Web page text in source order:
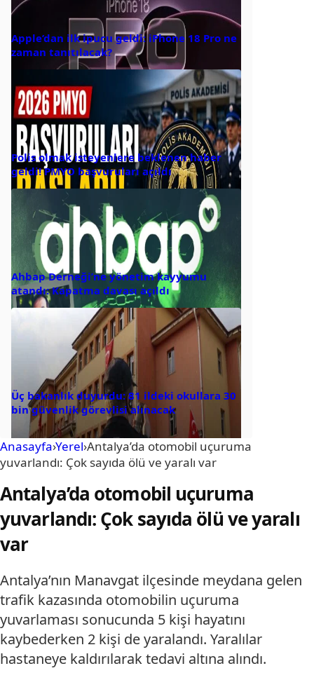
Apple’dan ilk ipucu geldi: iPhone 18 Pro ne
zaman tanıtılacak?
Polis olmak isteyenlere beklenen haber
geldi! PMYO başvuruları açıldı
Ahbap Derneği’ne yönetim kayyumu
atandı: Kapatma davası açıldı
Üç bakanlık duyurdu: 81 ildeki okullara 30
bin güvenlik görevlisi alınacak
Anasayfa›Yerel›Antalya’da otomobil uçuruma
yuvarlandı: Çok sayıda ölü ve yaralı var
Antalya’da otomobil uçuruma
yuvarlandı: Çok sayıda ölü ve yaralı
var
Antalya’nın Manavgat ilçesinde meydana gelen
trafik kazasında otomobilin uçuruma
yuvarlaması sonucunda 5 kişi hayatını
kaybederken 2 kişi de yaralandı. Yaralılar
hastaneye kaldırılarak tedavi altına alındı.